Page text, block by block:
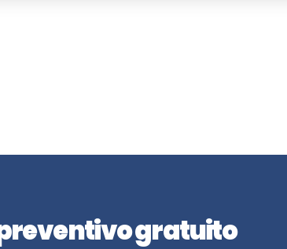
gratuito